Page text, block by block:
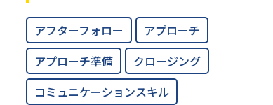
アフターフォロー
アプローチ
アプローチ準備
クロージング
コミュニケーションスキル